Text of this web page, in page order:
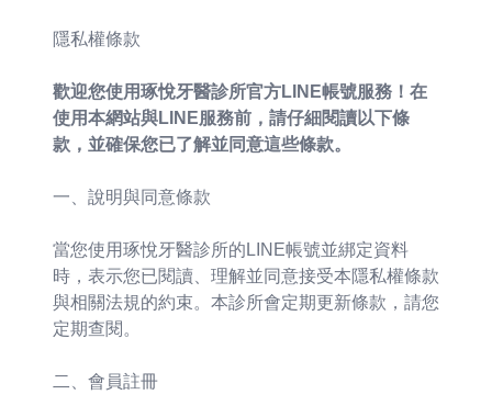
隱私權條款
歡迎您使用琢悅牙醫診所官方LINE帳號服務！在
使用本網站與LINE服務前，請仔細閱讀以下條
款，並確保您已了解並同意這些條款。
一、說明與同意條款
當您使用琢悅牙醫診所的LINE帳號並綁定資料
時，表示您已閱讀、理解並同意接受本隱私權條款
與相關法規的約束。本診所會定期更新條款，請您
定期查閱。
二、會員註冊